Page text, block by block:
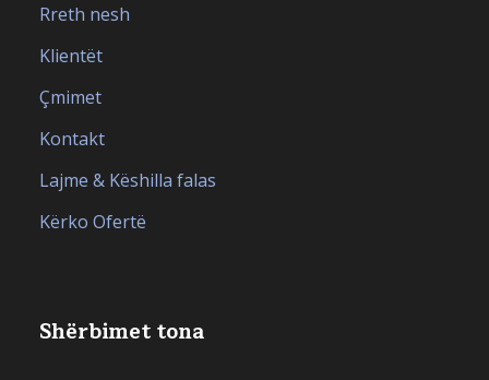
Rreth nesh
Klientët
Çmimet
Kontakt
Lajme & Këshilla falas
Kërko Ofertë
Shërbimet tona